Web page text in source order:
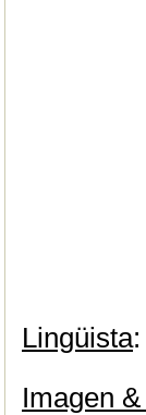
Lingüista
Imagen